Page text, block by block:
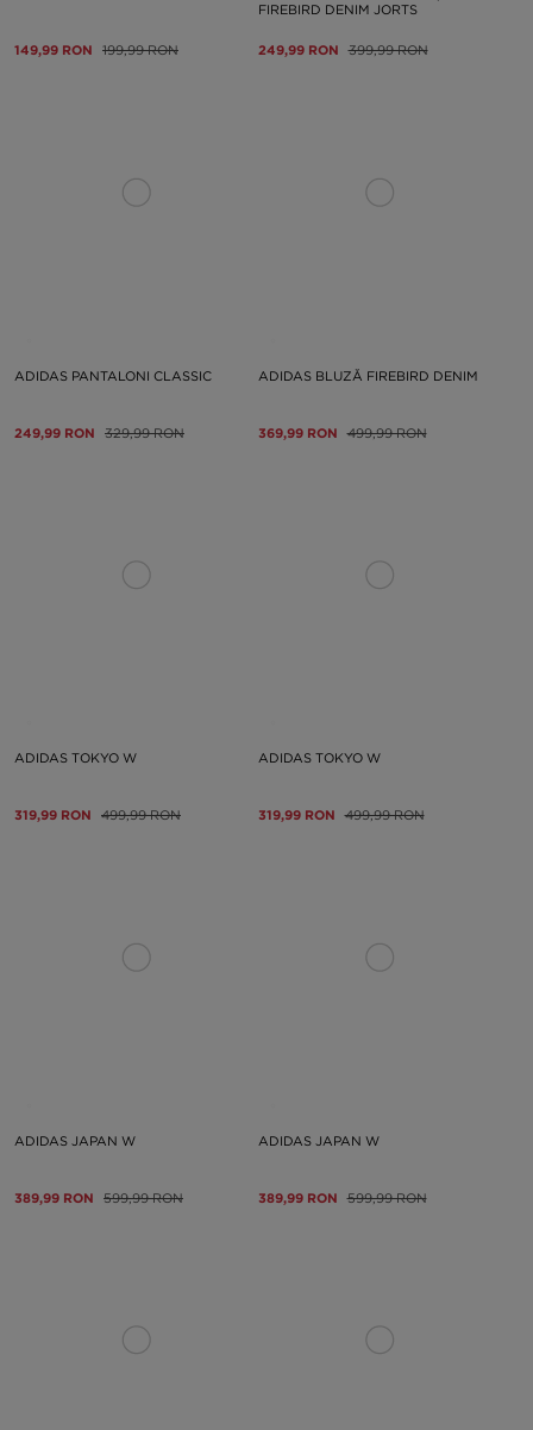
149,99 RON 199,99 RON
FIREBIRD DENIM JORTS
249,99 RON 399,99 RON
ADIDAS PANTALONI CLASSIC
249,99 RON 329,99 RON
ADIDAS BLUZĂ FIREBIRD DENIM
369,99 RON 499,99 RON
ADIDAS TOKYO W
319,99 RON 499,99 RON
ADIDAS TOKYO W
319,99 RON 499,99 RON
ADIDAS JAPAN W
389,99 RON 599,99 RON
ADIDAS JAPAN W
389,99 RON 599,99 RON